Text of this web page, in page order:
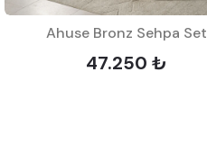
Ahuse Bronz Sehpa Set
47.250 ₺